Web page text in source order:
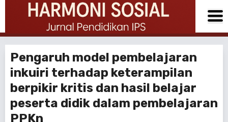
Pengaruh model pembelajaran
inkuiri terhadap keterampilan
berpikir kritis dan hasil belajar
peserta didik dalam pembelajaran
PPKn